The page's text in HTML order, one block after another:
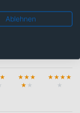
★
★ ★ ★
★ ★
★ ★ ★ ★
★
Ablehnen